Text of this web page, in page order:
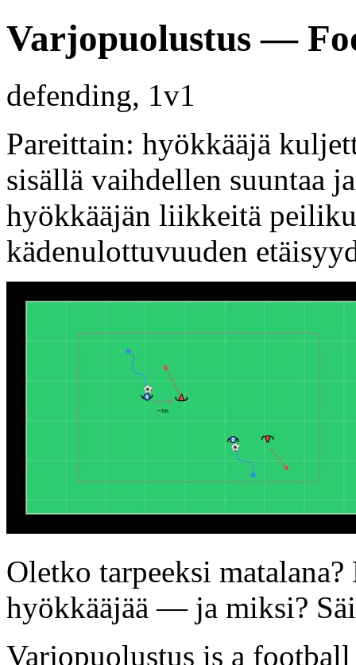
Varjopuolustus —
defending, 1v1
Pareittain: hyökkääjä
sisällä vaihdellen suuntaa
hyökkääjän liikkeitä
kädenulottuvuuden
Oletko tarpeeksi
hyökkääjää — ja miksi?
Varjopuolustus is a